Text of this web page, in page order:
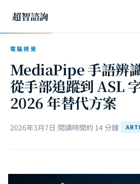
超智諮詢
電腦視覺
MediaPipe 手語辨
從手部追蹤到 ASL
2026 年替代方案
2026年3月7日 閱讀時間約 14 分鐘